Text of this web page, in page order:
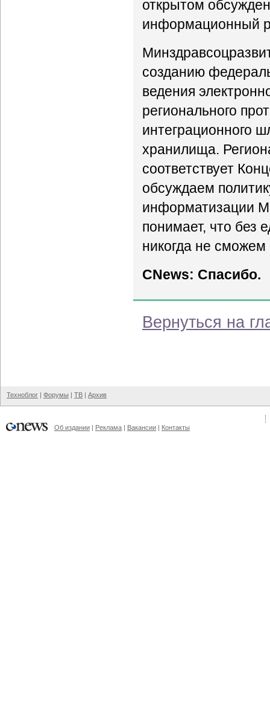
открытом
информационный
созданию
ведения
регионального
интеграционного
хранилища.
соответствует
обсуждаем
информатизации
понимает, что без
никогда не сможем
CNews: Спасибо.
Вернуться на
Техноблог | Форумы | ТВ | Архив
Об издании | Реклама | Вакансии | Контакты